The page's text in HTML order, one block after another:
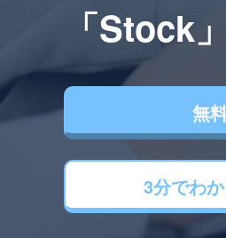
「Stock」
無
3分でわ